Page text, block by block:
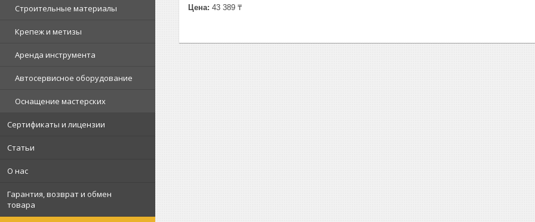
Строительные материалы
Крепеж и метизы
Аренда инструмента
Автосервисное оборудование
Оснащение мастерских
Сертификаты и лицензии
Статьи
О нас
Гарантия, возврат и обмен
товара
Цена: 43 389 ₸